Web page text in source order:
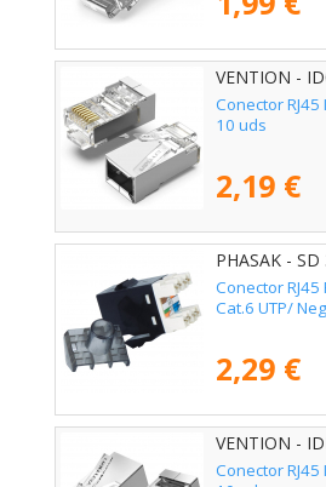
VENTION -
Conector RJ45
10 uds
2,19 €
PHASAK - SD
Conector
Cat.6 UTP/
2,29 €
VENTION -
Conector RJ45